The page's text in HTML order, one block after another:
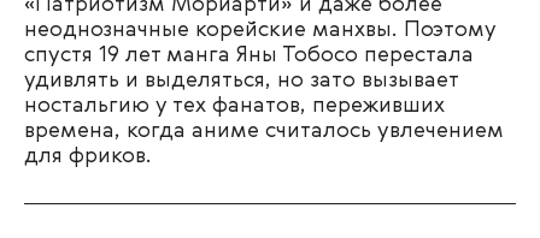
неоднозначные корейские манхвы. Поэтому
спустя 19 лет манга Яны Тобосо перестала
удивлять и выделяться, но зато вызывает
ностальгию у тех фанатов, переживших
времена, когда аниме считалось увлечением
для фриков.